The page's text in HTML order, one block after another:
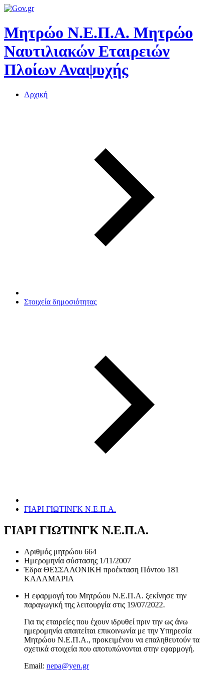
Μητρώο Ν.Ε.Π.Α. Μητρώο
Ναυτιλιακών Εταιρειών
Πλοίων Αναψυχής
Αρχική
Στοιχεία δημοσιότητας
ΓΙΑΡΙ ΓΙΩΤΙΝΓΚ Ν.Ε.Π.Α.
ΓΙΑΡΙ ΓΙΩΤΙΝΓΚ Ν.Ε.Π.Α.
Αριθμός μητρώου 664
Ημερομηνία σύστασης 1/11/2007
Έδρα ΘΕΣΣΑΛΟΝΙΚΗ προέκταση Πόντου 181
ΚΑΛΑΜΑΡΙΑ
Η εφαρμογή του Μητρώου Ν.Ε.Π.Α. ξεκίνησε την
παραγωγική της λειτουργία στις 19/07/2022.
Για τις εταιρείες που έχουν ιδρυθεί πριν την ως άνω
ημερομηνία απαιτείται επικοινωνία με την Υπηρεσία
Μητρώου Ν.Ε.Π.Α., προκειμένου να επαληθευτούν τα
σχετικά στοιχεία που αποτυπώνονται στην εφαρμογή.
Email: nepa@yen.gr